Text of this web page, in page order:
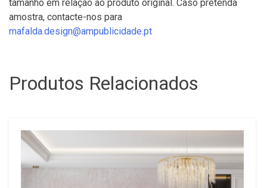
tamanho em relação ao produto original. Caso pretenda
amostra, contacte-nos para
mafalda.design@ampublicidade.pt
Produtos Relacionados